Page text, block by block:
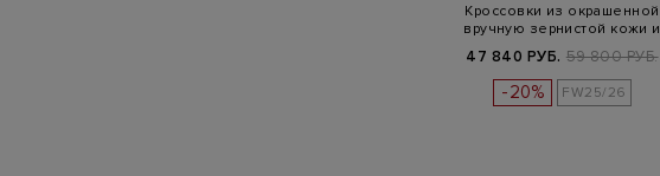
Кроссовки из окрашенной
вручную зернистой кожи и
47 840 РУБ. 59 800 РУБ.
-20% FW25/26